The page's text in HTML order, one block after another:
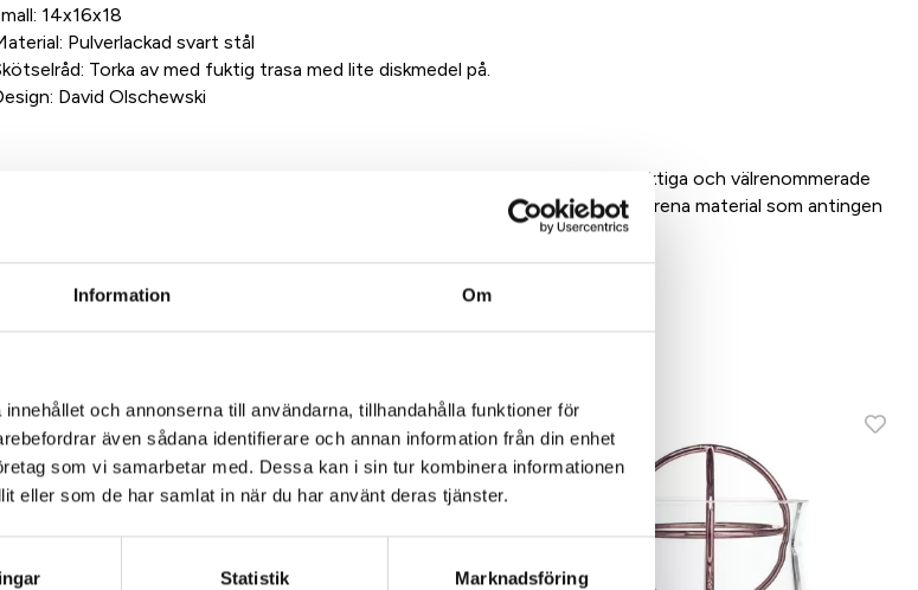
Information Om
och annonserna till användarna, tillhandahålla funktioner för
även sådana identifierare och annan information från din enhet
som vi samarbetar med. Dessa kan i sin tur kombinera informationen
eller som de har samlat in när du har använt deras tjänster.
Statistik Marknadsföring
14x16x18
Pulverlackad svart stål
Torka av med fuktig trasa med lite diskmedel på.
David Olschewski
Alla Born in Swedens designs är framtagna enbart för oss i samarbete med duktiga och välrenommerade
designers. Vi använder oss av små fabriker som vi har en lång relation med och rena material som antingen
tillbehör till denna produkt